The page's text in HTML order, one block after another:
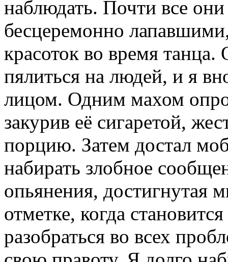
наблюдать. Почти все
бесцеремонно
красоток во время
пялиться на людей, и я
лицом. Одним махом
закурив её сигаретой,
порцию. Затем достал
набирать злобное
опьянения, достигнутая
отметке, когда
разобраться во всех